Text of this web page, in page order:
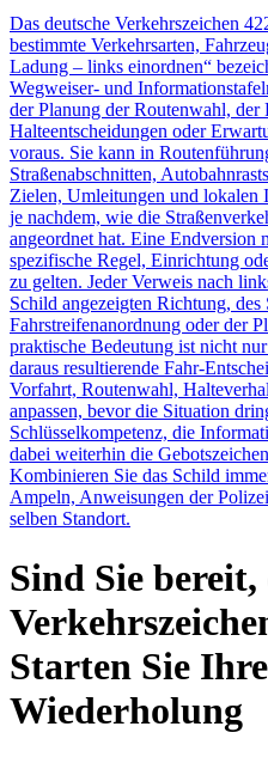
Das deutsche Verkehrszeichen
bestimmte Verkehrsarten,
Ladung – links einordnen“
Wegweiser- und
der Planung der Routenwahl, der
Halteentscheidungen oder
voraus. Sie kann in
Straßenabschnitten,
Zielen, Umleitungen und lokalen
je nachdem, wie die
angeordnet hat. Eine Endversion
spezifische Regel, Einrichtung
zu gelten. Jeder Verweis nach
Schild angezeigten Richtung, des
Fahrstreifenanordnung oder der
praktische Bedeutung ist nicht
daraus resultierende Fahr-
Vorfahrt, Routenwahl,
anpassen, bevor die Situation
Schlüsselkompetenz, die
dabei weiterhin die
Kombinieren Sie das Schild
Ampeln, Anweisungen der
selben Standort.
Sind Sie bereit,
Starten Sie
Wiederholung